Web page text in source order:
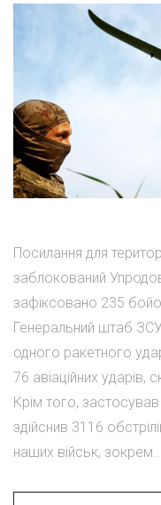
Посилання для
заблокований
зафіксовано 235
Генеральний штаб
одного ракетного
76 авіаційних ударів,
Крім того,
здійснив 3116
наших військ, зокрем...